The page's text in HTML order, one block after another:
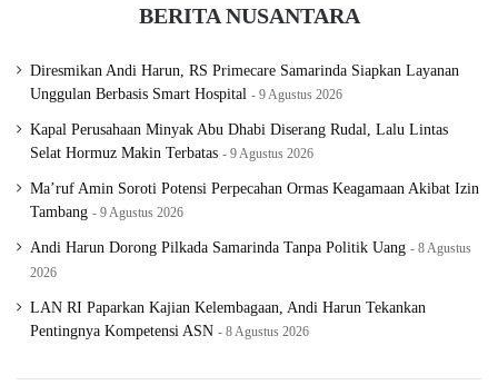
BERITA NUSANTARA
Diresmikan Andi Harun, RS Primecare Samarinda Siapkan Layanan
Unggulan Berbasis Smart Hospital
9 Agustus 2026
Kapal Perusahaan Minyak Abu Dhabi Diserang Rudal, Lalu Lintas
Selat Hormuz Makin Terbatas
9 Agustus 2026
Ma’ruf Amin Soroti Potensi Perpecahan Ormas Keagamaan Akibat Izin
Tambang
9 Agustus 2026
Andi Harun Dorong Pilkada Samarinda Tanpa Politik Uang
8 Agustus
2026
LAN RI Paparkan Kajian Kelembagaan, Andi Harun Tekankan
Pentingnya Kompetensi ASN
8 Agustus 2026